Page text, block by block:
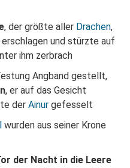
, der größte aller Drachen,
und stürzte auf
ihm zerbrach
Angband gestellt,
, er auf das Gesicht
der Ainur gefesselt
wurden aus seiner Krone
der Nacht in die Leere